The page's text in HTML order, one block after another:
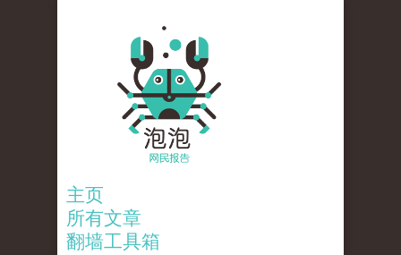
主页
所有文章
翻墙工具箱